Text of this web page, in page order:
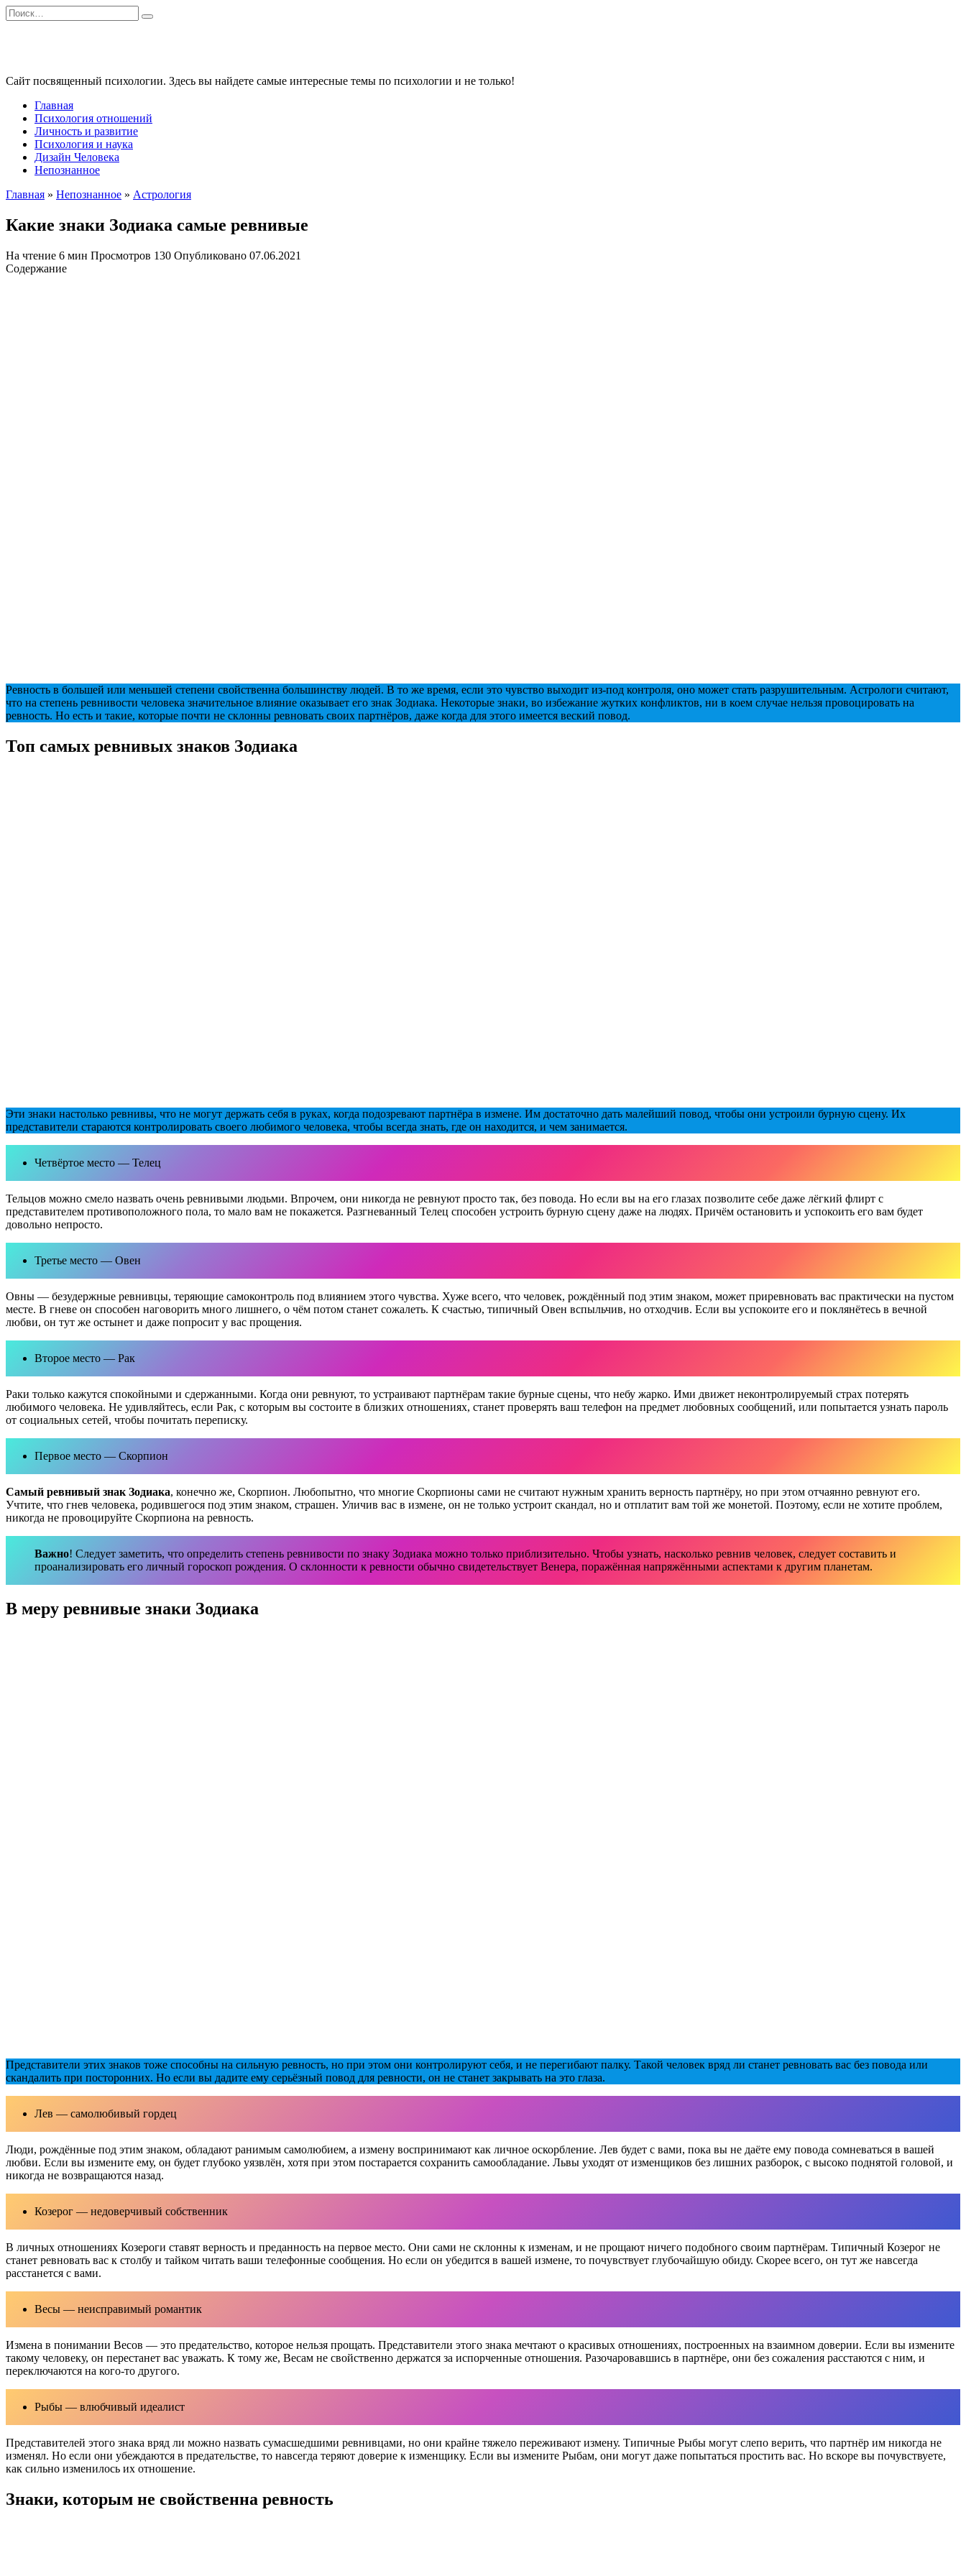
Перейти
к
Search
for:
Сайт посвященный психологии. Здесь вы найдете самые интересные темы по психологии и не только!
Главная
Психология отношений
Личность и развитие
Психология и наука
Дизайн Человека
Непознанное
Главная » Непознанное » Астрология
Какие знаки Зодиака самые ревнивые
На чтение 6 мин Просмотров 130 Опубликовано 07.06.2021
Содержание
Ревность в большей или меньшей степени свойственна большинству людей. В то же время, если это чувство выходит из-под контроля, оно может стать разрушительным. Астрологи считают,
что на степень ревнивости человека значительное влияние оказывает его знак Зодиака. Некоторые знаки, во избежание жутких конфликтов, ни в коем случае нельзя провоцировать на
ревность. Но есть и такие, которые почти не склонны ревновать своих партнёров, даже когда для этого имеется веский повод.
Топ самых ревнивых знаков Зодиака
Эти знаки настолько ревнивы, что не могут держать себя в руках, когда подозревают партнёра в измене. Им достаточно дать малейший повод, чтобы они устроили бурную сцену. Их
представители стараются контролировать своего любимого человека, чтобы всегда знать, где он находится, и чем занимается.
Четвёртое место — Телец
Тельцов можно смело назвать очень ревнивыми людьми. Впрочем, они никогда не ревнуют просто так, без повода. Но если вы на его глазах позволите себе даже лёгкий флирт с
представителем противоположного пола, то мало вам не покажется. Разгневанный Телец способен устроить бурную сцену даже на людях. Причём остановить и успокоить его вам будет
довольно непросто.
Третье место — Овен
Овны — безудержные ревнивцы, теряющие самоконтроль под влиянием этого чувства. Хуже всего, что человек, рождённый под этим знаком, может приревновать вас практически на пустом
месте. В гневе он способен наговорить много лишнего, о чём потом станет сожалеть. К счастью, типичный Овен вспыльчив, но отходчив. Если вы успокоите его и поклянётесь в вечной
любви, он тут же остынет и даже попросит у вас прощения.
Второе место — Рак
Раки только кажутся спокойными и сдержанными. Когда они ревнуют, то устраивают партнёрам такие бурные сцены, что небу жарко. Ими движет неконтролируемый страх потерять
любимого человека. Не удивляйтесь, если Рак, с которым вы состоите в близких отношениях, станет проверять ваш телефон на предмет любовных сообщений, или попытается узнать пароль
от социальных сетей, чтобы почитать переписку.
Первое место — Скорпион
Самый ревнивый знак Зодиака, конечно же, Скорпион. Любопытно, что многие Скорпионы сами не считают нужным хранить верность партнёру, но при этом отчаянно ревнуют его.
Учтите, что гнев человека, родившегося под этим знаком, страшен. Уличив вас в измене, он не только устроит скандал, но и отплатит вам той же монетой. Поэтому, если не хотите проблем,
никогда не провоцируйте Скорпиона на ревность.
Важно! Следует заметить, что определить степень ревнивости по знаку Зодиака можно только приблизительно. Чтобы узнать, насколько ревнив человек, следует составить и
проанализировать его личный гороскоп рождения. О склонности к ревности обычно свидетельствует Венера, поражённая напряжёнными аспектами к другим планетам.
В меру ревнивые знаки Зодиака
Представители этих знаков тоже способны на сильную ревность, но при этом они контролируют себя, и не перегибают палку. Такой человек вряд ли станет ревновать вас без повода или
скандалить при посторонних. Но если вы дадите ему серьёзный повод для ревности, он не станет закрывать на это глаза.
Лев — самолюбивый гордец
Люди, рождённые под этим знаком, обладают ранимым самолюбием, а измену воспринимают как личное оскорбление. Лев будет с вами, пока вы не даёте ему повода сомневаться в вашей
любви. Если вы измените ему, он будет глубоко уязвлён, хотя при этом постарается сохранить самообладание. Львы уходят от изменщиков без лишних разборок, с высоко поднятой головой, и
никогда не возвращаются назад.
Козерог — недоверчивый собственник
В личных отношениях Козероги ставят верность и преданность на первое место. Они сами не склонны к изменам, и не прощают ничего подобного своим партнёрам. Типичный Козерог не
станет ревновать вас к столбу и тайком читать ваши телефонные сообщения. Но если он убедится в вашей измене, то почувствует глубочайшую обиду. Скорее всего, он тут же навсегда
расстанется с вами.
Весы — неисправимый романтик
Измена в понимании Весов — это предательство, которое нельзя прощать. Представители этого знака мечтают о красивых отношениях, построенных на взаимном доверии. Если вы измените
такому человеку, он перестанет вас уважать. К тому же, Весам не свойственно держатся за испорченные отношения. Разочаровавшись в партнёре, они без сожаления расстаются с ним, и
переключаются на кого-то другого.
Рыбы — влюбчивый идеалист
Представителей этого знака вряд ли можно назвать сумасшедшими ревнивцами, но они крайне тяжело переживают измену. Типичные Рыбы могут слепо верить, что партнёр им никогда не
изменял. Но если они убеждаются в предательстве, то навсегда теряют доверие к изменщику. Если вы измените Рыбам, они могут даже попытаться простить вас. Но вскоре вы почувствуете,
как сильно изменилось их отношение.
Знаки, которым не свойственна ревность